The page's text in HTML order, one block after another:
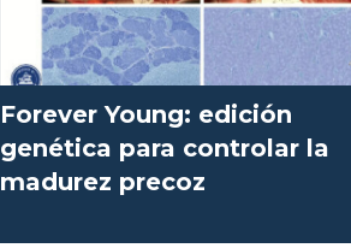
Forever Young: edición
genética para controlar la
madurez precoz